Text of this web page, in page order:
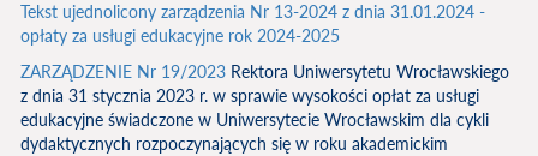
Tekst ujednolicony zarządzenia Nr 13-2024 z dnia 31.01.2024 -
opłaty za usługi edukacyjne rok 2024-2025
ZARZĄDZENIE Nr 19/2023 Rektora Uniwersytetu Wrocławskiego
z dnia 31 stycznia 2023 r. w sprawie wysokości opłat za usługi
edukacyjne świadczone w Uniwersytecie Wrocławskim dla cykli
dydaktycznych rozpoczynających się w roku akademickim